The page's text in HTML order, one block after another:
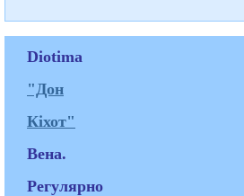
Diotima
"Дон
Кіхот"
Вена.
Регулярно